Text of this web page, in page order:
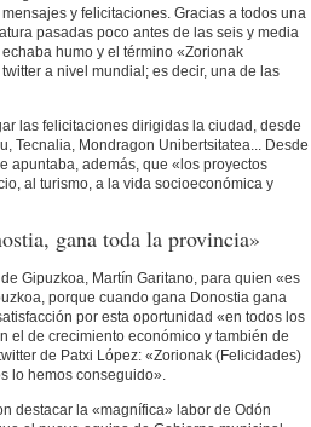
y felicitaciones. Gracias a todos una
pasadas poco antes de las seis y media
humo y el término «Zorionak
a nivel mundial; es decir, una de las
las felicitaciones dirigidas la ciudad, desde
Tecnalia, Mondragon Unibertsitatea... Desde
apuntaba, además, que «los proyectos
al turismo, a la vida socioeconómica y
gana toda la provincia»
Gipuzkoa, Martín Garitano, para quien «es
porque cuando gana Donostia gana
por esta oportunidad «en todos los
el de crecimiento económico y también de
de Patxi López: «Zorionak (Felicidades)
lo hemos conseguido».
destacar la «magnífica» labor de Odón